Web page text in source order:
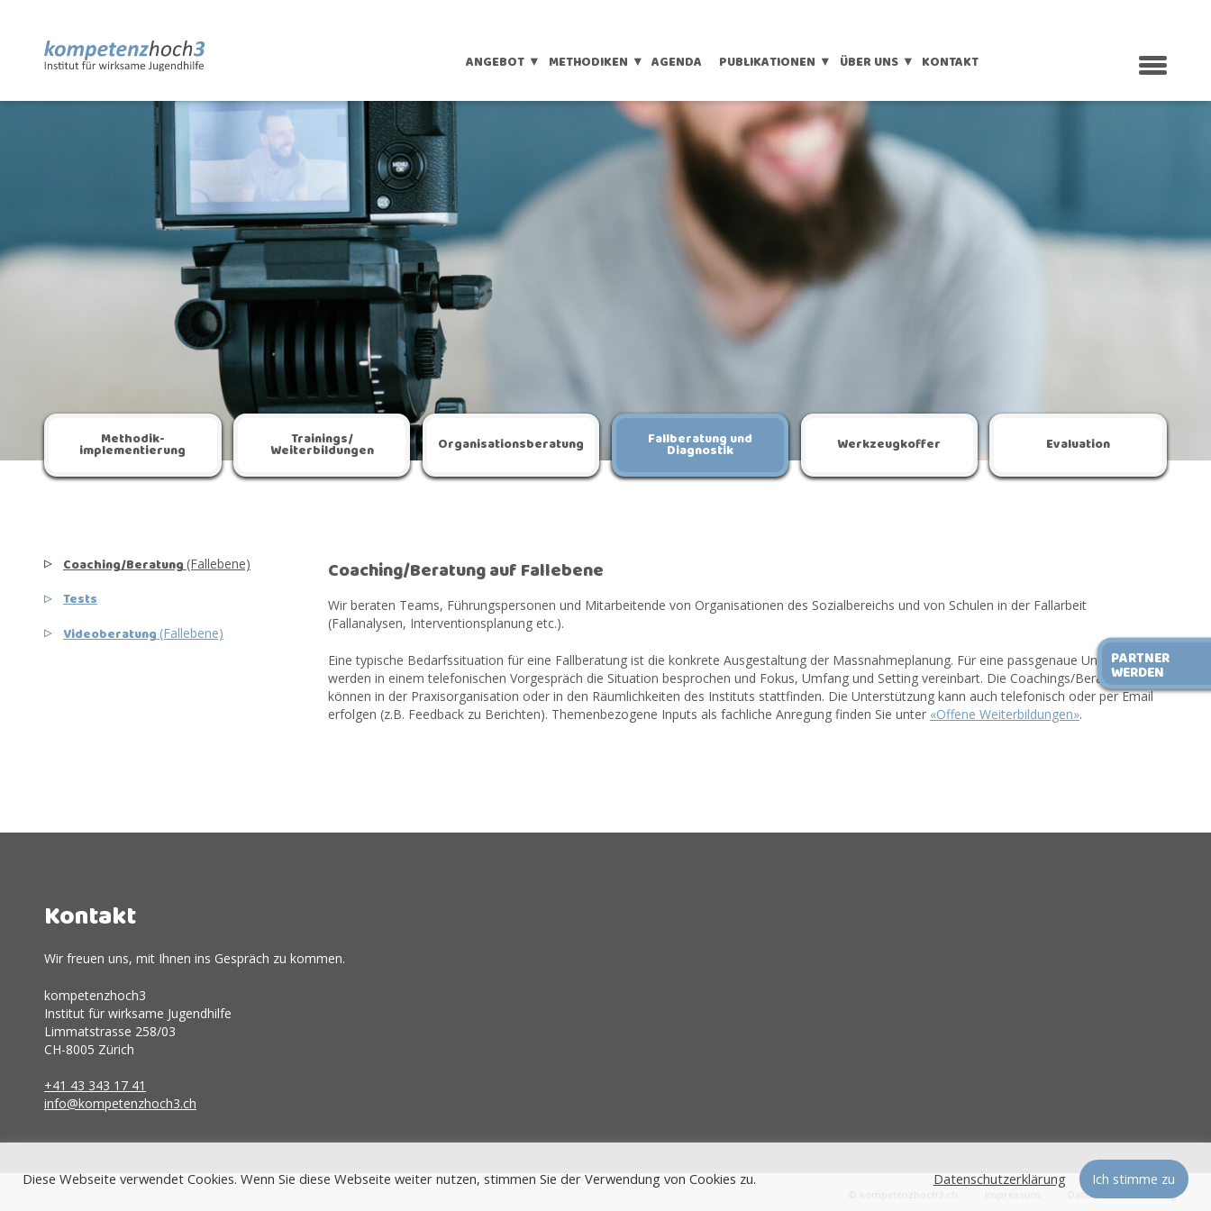
PARTNER
WERDEN
ANGEBOT METHODIKEN AGENDA PUBLIKATIONEN ÜBER UNS KONTAKT
Methodik­­
implementierung
Trainings/​
Weiterbildungen Organisations­beratung Fallberatung und
Diagnostik Werkzeugkoffer Evaluation
Coaching/Beratung(Fallebene)
Tests
Videoberatung(Fallebene)
Coaching/Beratung auf Fallebene
Wir beraten Teams, Führungspersonen und Mitarbeitende von Organisationen des Sozialbereichs und von Schulen in der Fallarbeit
(Fallanalysen, Interventionsplanung etc.).
Eine typische Bedarfssituation für eine Fallberatung ist die konkrete Ausgestaltung der Massnahmeplanung. Für eine passgenaue Unterstützung
werden in einem telefonischen Vorgespräch die Situation besprochen und Fokus, Umfang und Setting vereinbart. Die Coachings/Beratungen
können in der Praxisorganisation oder in den Räumlichkeiten des Instituts stattfinden. Die Unterstützung kann auch telefonisch oder per Email
erfolgen (z.B. Feedback zu Berichten). Themenbezogene Inputs als fachliche Anregung finden Sie unter «Offene Weiterbildungen».
Kontakt
Wir freuen uns, mit Ihnen ins Gespräch zu kommen.
kompetenzhoch3
Institut für wirksame Jugendhilfe
Limmatstrasse 258/03
CH-8005 Zürich
+41 43 343 17 41
info@kompetenzhoch3.ch
Datenschutzerklärung
Diese Webseite verwendet Cookies. Wenn Sie diese Webseite weiter nutzen, stimmen Sie der Verwendung von Cookies zu. Datenschutzerklärung Ich stimme zu